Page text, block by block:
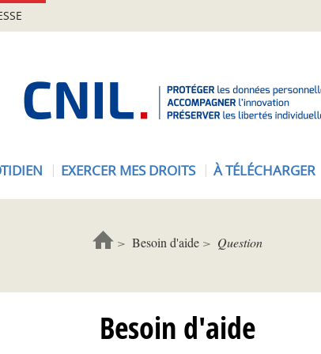
EXERCER MES DROITS À TÉLÉCHARGER
Besoin d'aide Question
Besoin d'aide